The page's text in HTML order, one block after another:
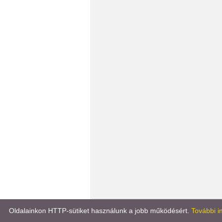
Könyvportál Líra könyv
Oldalainkon HTTP-sütiket használunk a jobb működésért. További